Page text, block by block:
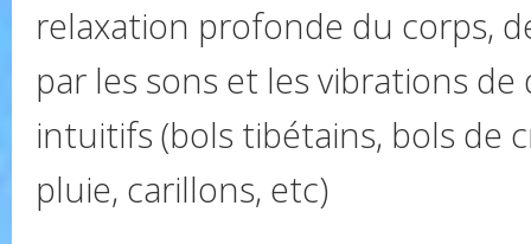
relaxation profonde du corps,
par les sons et les vibrations
intuitifs (bols tibétains, bols de
pluie, carillons, etc)